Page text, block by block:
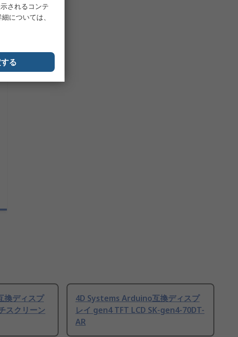
換ディスプ
スクリーン
4D Systems Arduino互換ディスプ
レイ gen4 TFT LCD SK-gen4-70DT-
AR
されるコンテ
については、
る